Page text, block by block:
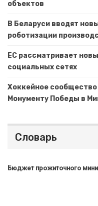
объектов
В Беларуси вводят
роботизации
ЕС рассматривает
социальных сетях
Хоккейное
Монументу Победы в
Словарь
Бюджет прожиточного